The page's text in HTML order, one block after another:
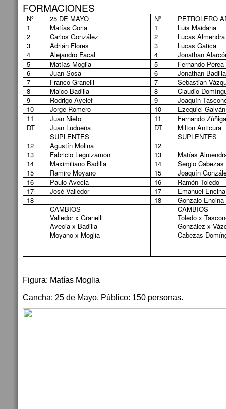
FORMACIONES
Nº 25 DE MAYO Nº
PETROLERO
1
Matías Coria 1
Luis Maidana
2
Carlos González 2
Lucas Almendra
3
Adrián Flores 3
Lucas Gatica
4
Alejandro Facal 4
Jonathan
5
Matías Moglia 5
Fernando Perea
6
Juan Sosa 6
Jonathan Badilla
7
Franco Granelli 7
Sebastian
8
Maico Badilla 8
Claudio
9
Rodrigo Ayelef 9
Joaquín
10
Jorge Romero 10
Ezequiel Galván
11
Juan Nieto 11
Fernando
DT
Juan Ludueña DT
Milton Anticura
SUPLENTES
SUPLENTES
12
Agustín Molina
12
13
Fabricio Leguizamon 13
Matías
14
Maximiliano Badilla 14
Sergio Cabezas
15
Ramiro Moyano 15
Joaquín
16
Paulo Avecia 16
Ramón Toledo
17
José Valledor 17
Emanuel Encina
18
18
Gonzalo Encina
CAMBIOS
Valledor x Granelli
Avecia x Badilla
Moyano x Moglia
CAMBIOS
Toledo x
González x
Cabezas
Figura: Matías Moglia
Cancha: 25 de Mayo. Público: 150 personas.